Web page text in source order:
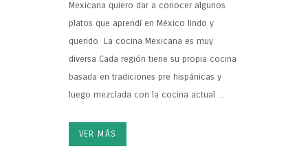
Mexicana quiero dar a conocer algunos
platos que aprendí en México lindo y
querido La cocina Mexicana es muy
diversa Cada región tiene su propia cocina
basada en tradiciones pre hispánicas y
luego mezclada con la cocina actual ...
VER MÁS